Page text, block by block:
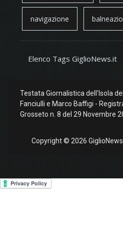
navigazione
Elenco Tags GiglioNews.it
Testata Giornalistica dell'Isola
Fanciulli e Marco Baffigi -
Grosseto n. 8 del 29 Novembre
Copyright © 2026